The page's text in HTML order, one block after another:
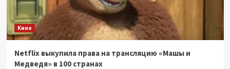
Кино
Netflix выкупила права на трансляцию «Машы и
Медведя» в 100 странах